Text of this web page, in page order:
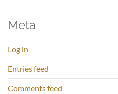
Meta
Log in
Entries feed
Comments feed